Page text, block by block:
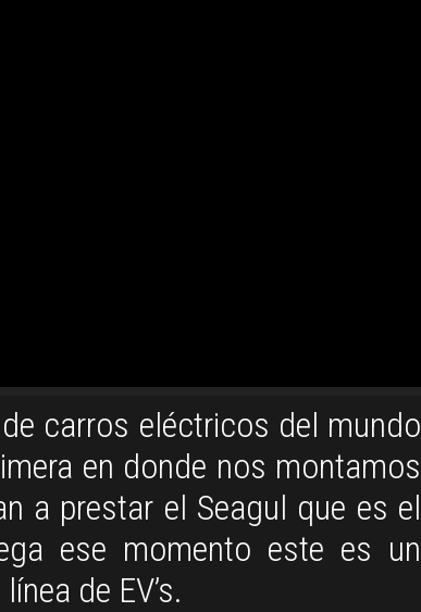
carros eléctricos del mundo
en donde nos montamos
a prestar el Seagul que es el
ese momento este es un
de EV’s.